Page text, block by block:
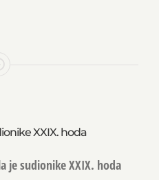
XXIX. hoda
je sudionike XXIX. hoda